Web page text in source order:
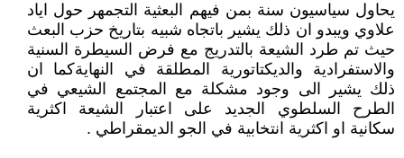
يحاول سياسيون سنة بمن فيهم البعثية التجمهر حول اياد
علاوي ويبدو ان ذلك يشير باتجاه شبيه بتاريخ حزب البعث
حيث تم طرد الشيعة بالتدريج مع فرض السيطرة السنية
والاستفرادية والديكتاتورية المطلقة في النهايةكما ان
ذلك يشير الى وجود مشكلة مع المجتمع الشيعي في
الطرح السلطوي الجديد على اعتبار الشيعة اكثرية
سكانية او اكثرية انتخابية في الجو الديمقراطي .